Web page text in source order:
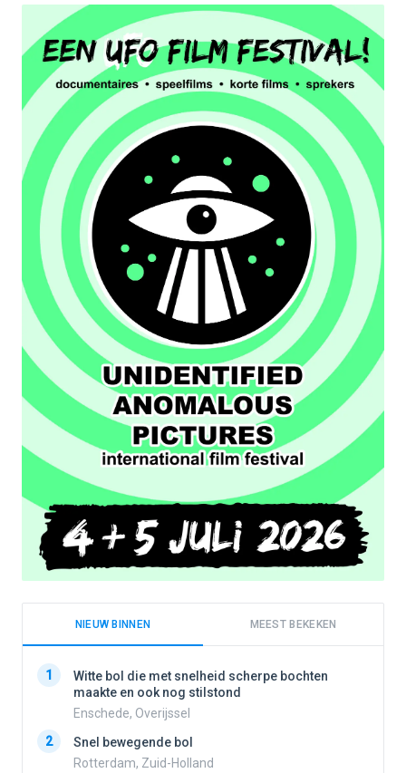
NIEUW BINNEN MEEST BEKEKEN
1
Witte bol die met snelheid scherpe bochten
maakte en ook nog stilstond
Enschede, Overijssel
2
Snel bewegende bol
Rotterdam, Zuid-Holland